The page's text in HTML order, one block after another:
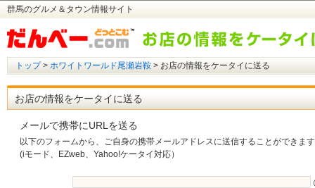
群馬のグルメ＆タウン情報サイト
トップ> ホワイトワールド尾瀬岩鞍 > お店の情報をケータイに送る
お店の情報をケータイに送る
メールで携帯にURLを送る
以下のフォームから、ご自身の携帯メールアドレスに送信することができま
(iモード、EZweb、Yahoo!ケータイ対応）